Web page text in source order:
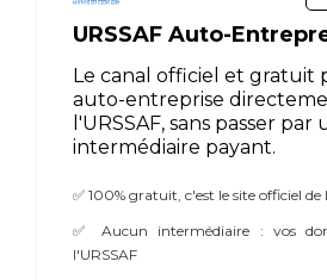
URSSAF Auto-
Le canal officiel et gratuit
auto-entreprise
l'URSSAF, sans passer par
intermédiaire payant.
✅ 100% gratuit, c'est le site officiel
✅ Aucun intermédiaire : vos
l'URSSAF